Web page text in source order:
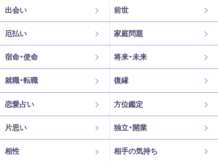
出会い 前世
厄払い 家庭問題
宿命・使命 将来・未来
就職・転職 復縁
恋愛占い 方位鑑定
片思い 独立・開業
相性 相手の気持ち